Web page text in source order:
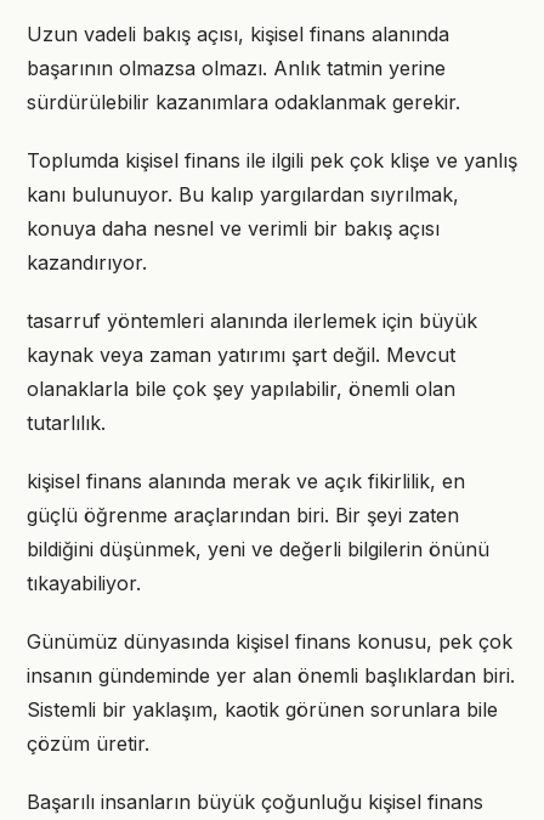
Uzun vadeli bakış açısı, kişisel finans alanında
başarının olmazsa olmazı. Anlık tatmin yerine
sürdürülebilir kazanımlara odaklanmak gerekir.
Toplumda kişisel finans ile ilgili pek çok klişe ve yanlış
kanı bulunuyor. Bu kalıp yargılardan sıyrılmak,
konuya daha nesnel ve verimli bir bakış açısı
kazandırıyor.
tasarruf yöntemleri alanında ilerlemek için büyük
kaynak veya zaman yatırımı şart değil. Mevcut
olanaklarla bile çok şey yapılabilir, önemli olan
tutarlılık.
kişisel finans alanında merak ve açık fikirlilik, en
güçlü öğrenme araçlarından biri. Bir şeyi zaten
bildiğini düşünmek, yeni ve değerli bilgilerin önünü
tıkayabiliyor.
Günümüz dünyasında kişisel finans konusu, pek çok
insanın gündeminde yer alan önemli başlıklardan biri.
Sistemli bir yaklaşım, kaotik görünen sorunlara bile
çözüm üretir.
Başarılı insanların büyük çoğunluğu kişisel finans